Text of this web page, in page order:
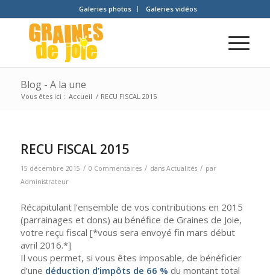
Galeries photos Galeries vidéos
Blog - A la une
Vous êtes ici : Accueil / RECU FISCAL 2015
RECU FISCAL 2015
15 décembre 2015 / 0 Commentaires / dans Actualités / par
Administrateur
Récapitulant l’ensemble de vos contributions en 2015
(parrainages et dons) au bénéfice de Graines de Joie,
votre reçu fiscal [*vous sera envoyé fin mars début
avril 2016.*]
Il vous permet, si vous êtes imposable, de bénéficier
d’une déduction d’impôts de 66 % du montant total